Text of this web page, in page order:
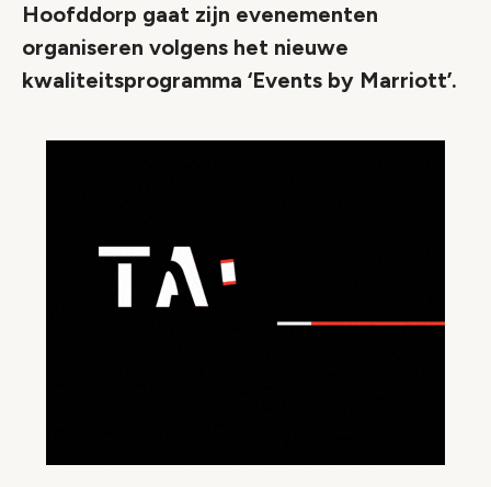
Hoofddorp gaat zijn evenementen
organiseren volgens het nieuwe
kwaliteitsprogramma ‘Events by Marriott’.